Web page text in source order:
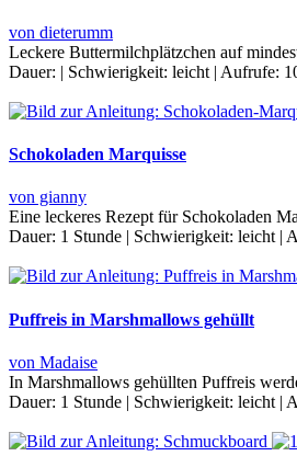
von dieterumm
Leckere Buttermilchplätzchen auf
Dauer: | Schwierigkeit: leicht | Aufrufe:
Schokoladen Marquisse
von gianny
Eine leckeres Rezept für Schokoladen
Dauer: 1 Stunde | Schwierigkeit: leicht |
Puffreis in Marshmallows gehüllt
von Madaise
In Marshmallows gehüllten Puffreis
Dauer: 1 Stunde | Schwierigkeit: leicht |